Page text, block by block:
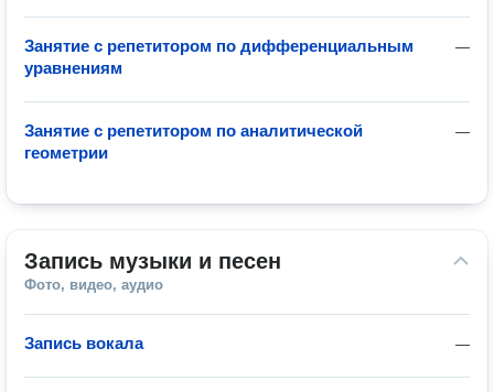
—
Занятие с репетитором по дифференциальным
уравнениям
—
Занятие с репетитором по аналитической
геометрии
Запись музыки и песен
Фото, видео, аудио
—
Запись вокала